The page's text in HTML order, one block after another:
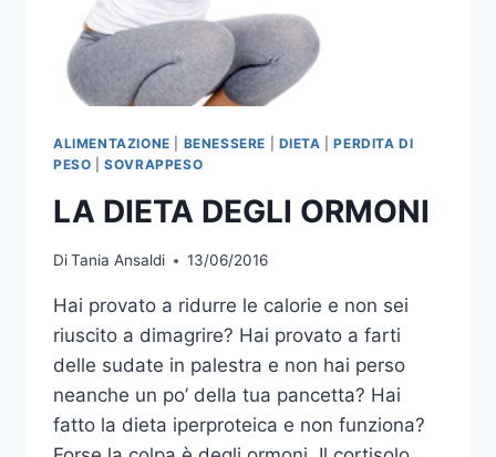
ALIMENTAZIONE BENESSERE DIETA |PERDITA DI
PESO |SOVRAPPESO
LA DIETA DEGLI ORMONI
DiTania Ansaldi 13/06/2016
Hai provato a ridurre le calorie e non sei
riuscito a dimagrire? Hai provato a farti
delle sudate in palestra e non hai perso
neanche un po’ della tua pancetta? Hai
fatto la dieta iperproteica e non funziona?